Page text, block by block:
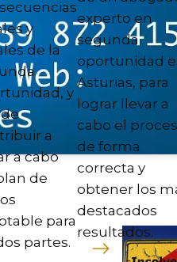
y
de la
y
a
a cabo
de
para
partes.
experto en
segunda
oportunidad
Asturias, para
lograr llevar a
cabo el
de forma
correcta y
obtener los
destacados
resultados.